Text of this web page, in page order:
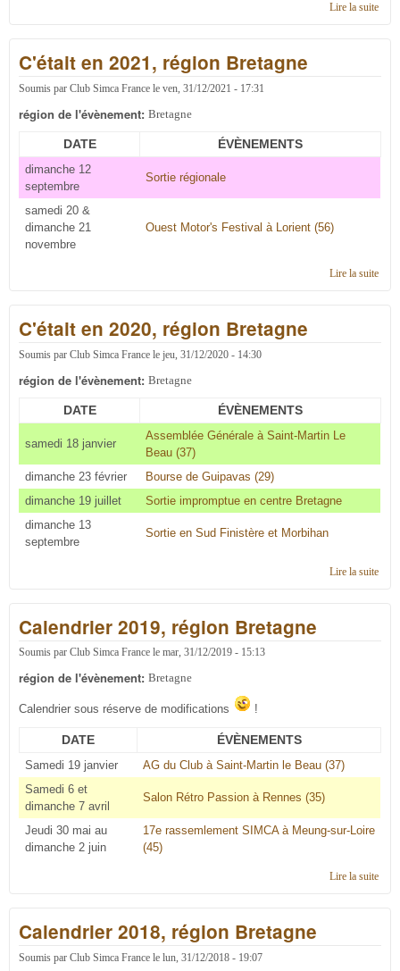
Lire la suitede
C'était en 2021, région Bretagne
Soumis par Club Simca France le ven, 31/12/2021 - 17:31
région de l'évènement: Bretagne
DATE ÉVÈNEMENTS
dimanche 12
septembre
Sortie régionale
samedi 20 &
dimanche 21
novembre
Ouest Motor's Festival à Lorient (56)
Lire la suitede
C'était en 2020, région Bretagne
Soumis par Club Simca France le jeu, 31/12/2020 - 14:30
région de l'évènement: Bretagne
DATE ÉVÈNEMENTS
samedi 18 janvier
Assemblée Générale à Saint-Martin Le
Beau (37)
dimanche 23 février
Bourse de Guipavas (29)
dimanche 19 juillet
Sortie impromptue en centre Bretagne
dimanche 13
septembre
Sortie en Sud Finistère et Morbihan
Lire la suitede
Calendrier 2019, région Bretagne
Soumis par Club Simca France le mar, 31/12/2019 - 15:13
région de l'évènement: Bretagne
Calendrier sous réserve de modifications !
DATE ÉVÈNEMENTS
Samedi 19 janvier
AG du Club à Saint-Martin le Beau (37)
Samedi 6 et
dimanche 7 avril
Salon Rétro Passion à Rennes (35)
Jeudi 30 mai au
dimanche 2 juin
17e rassemlement SIMCA à Meung-sur-Loire
(45)
Lire la suitede
Calendrier 2018, région Bretagne
Soumis par Club Simca France le lun, 31/12/2018 - 19:07